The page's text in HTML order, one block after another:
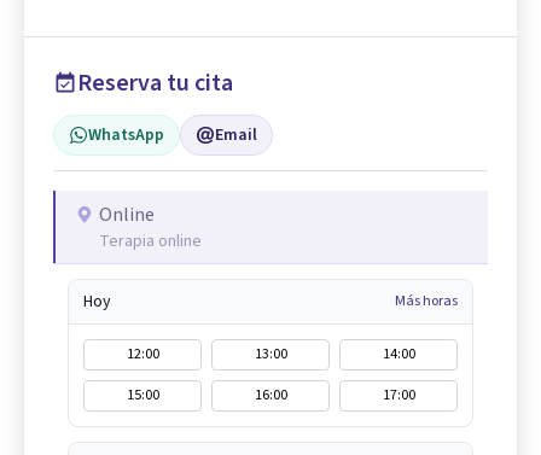
Reserva tu cita
WhatsApp Email
Online
Terapia online
Hoy Más horas
12:00 13:00
14:00
15:00
16:00 17:00